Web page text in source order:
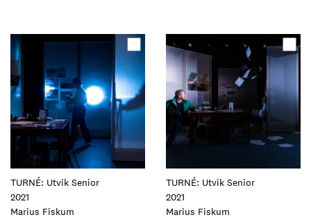
Oppdater
elementet
TURNÉ: Utvik Senior
2021
Foto:
Marius Fiskum
Oppdater
dette
elementet
TURNÉ: Utvik Senior
2021
Foto:
Marius Fiskum